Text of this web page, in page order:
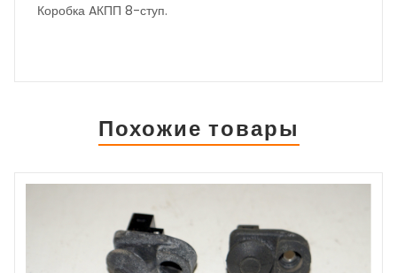
Коробка AКПП 8-ступ.
КОРРЕКТИРОВКА
ЦЕН, УТОЧНЯЙТЕ ПО
Похожие товары